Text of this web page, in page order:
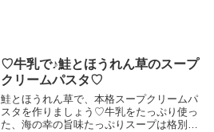
♡牛乳で♪鮭とほうれん草のスープ
クリームパスタ♡
鮭とほうれん草で、本格スープクリームパ
スタを作りましょう♡牛乳をたっぷり使っ
た、海の幸の旨味たっぷりスープは格別で